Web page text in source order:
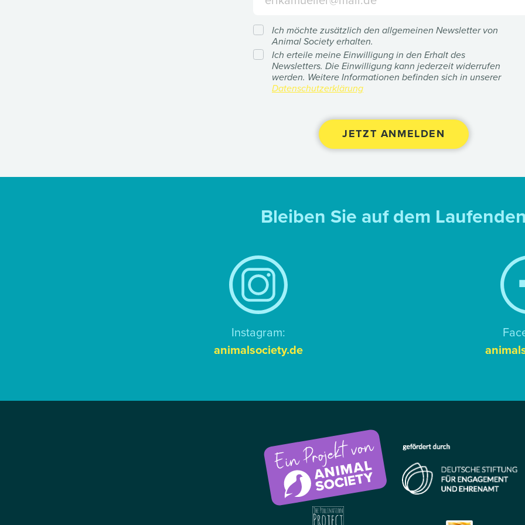
Ich möchte zusätzlich den allgemeinen Newsletter von
Animal Society erhalten.
Ich erteile meine Einwilligung in den Erhalt des
Newsletters. Die Einwilligung kann jederzeit widerrufen
werden. Weitere Informationen befinden sich in unserer
Datenschutzerklärung
Bleiben Sie auf dem
Instagram:
animalsociety.de